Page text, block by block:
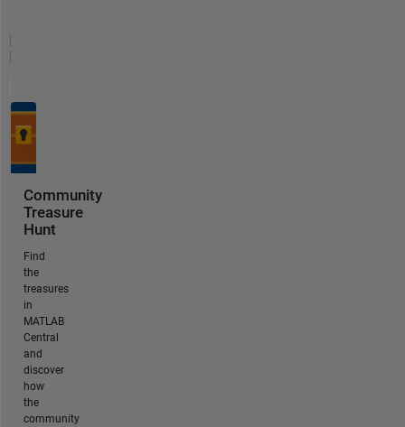
Community
Treasure
Hunt
Find
the
treasures
in
MATLAB
Central
and
discover
how
the
community